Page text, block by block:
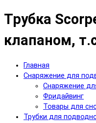
Трубка
клапаном,
Главная
Снаряжение для
Снаряжение
Фридайвинг
Товары для
Трубки для